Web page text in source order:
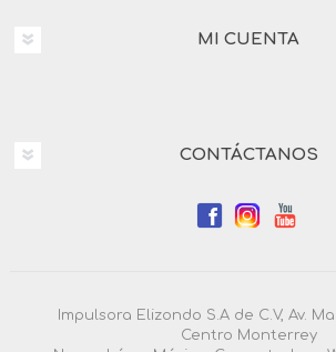
MI CUENTA
CONTÁCTANOS
Impulsora Elizondo S.A de C.V, Av.
Centro Monterrey